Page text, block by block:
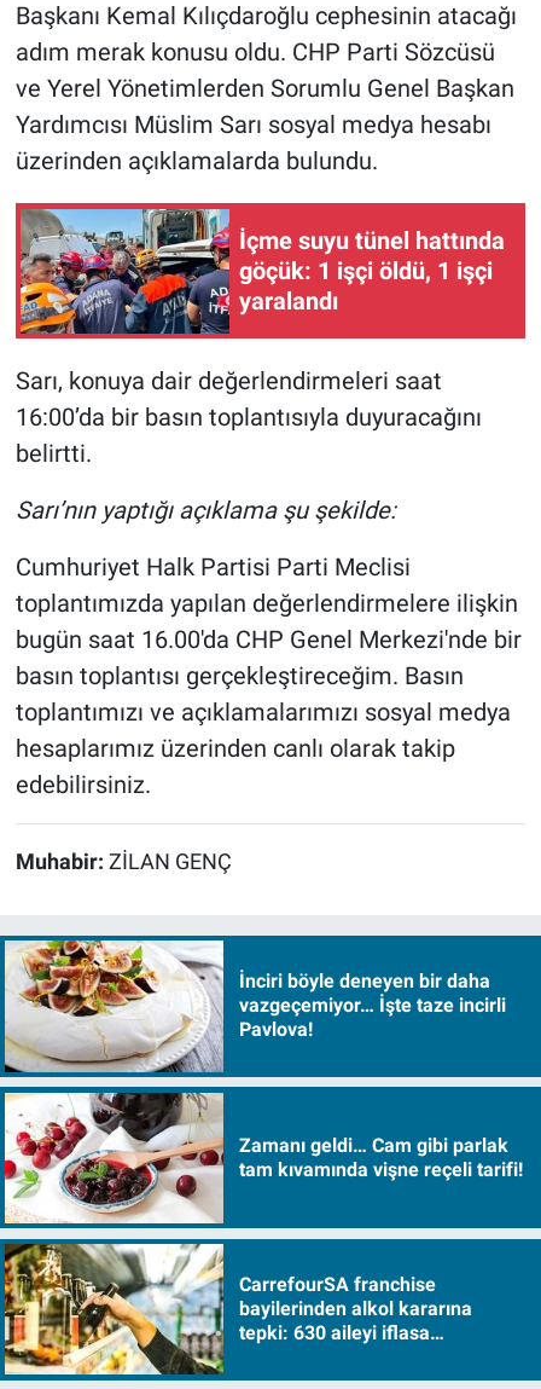
Başkanı Kemal Kılıçdaroğlu cephesinin atacağı
adım merak konusu oldu. CHP Parti Sözcüsü
ve Yerel Yönetimlerden Sorumlu Genel Başkan
Yardımcısı Müslim Sarı sosyal medya hesabı
üzerinden açıklamalarda bulundu.
İçme suyu tünel hattında
göçük: 1 işçi öldü, 1 işçi
yaralandı
Sarı, konuya dair değerlendirmeleri saat
16:00’da bir basın toplantısıyla duyuracağını
belirtti.
Sarı’nın yaptığı açıklama şu şekilde:
Cumhuriyet Halk Partisi Parti Meclisi
toplantımızda yapılan değerlendirmelere ilişkin
bugün saat 16.00'da CHP Genel Merkezi'nde bir
basın toplantısı gerçekleştireceğim. Basın
toplantımızı ve açıklamalarımızı sosyal medya
hesaplarımız üzerinden canlı olarak takip
edebilirsiniz.
Muhabir: ZİLAN GENÇ
İnciri böyle deneyen bir daha
vazgeçemiyor… İşte taze incirli
Pavlova!
Zamanı geldi… Cam gibi parlak
tam kıvamında vişne reçeli tarifi!
CarrefourSA franchise
bayilerinden alkol kararına
tepki: 630 aileyi iflasa